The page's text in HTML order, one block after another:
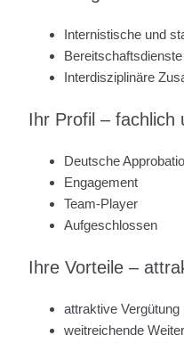
Internistische und
Bereitschaftsdienste
Interdisziplinäre
Ihr Profil – fachlich
Deutsche
Engagement
Team-Player
Aufgeschlossen
Ihre Vorteile –
attraktive Vergütung
weitreichende